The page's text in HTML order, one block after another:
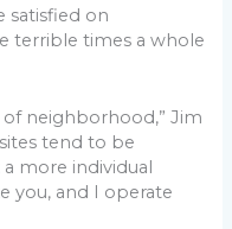
satisfied on
terrible times a whole
neighborhood,” Jim
tend to be
more individual
you, and I operate